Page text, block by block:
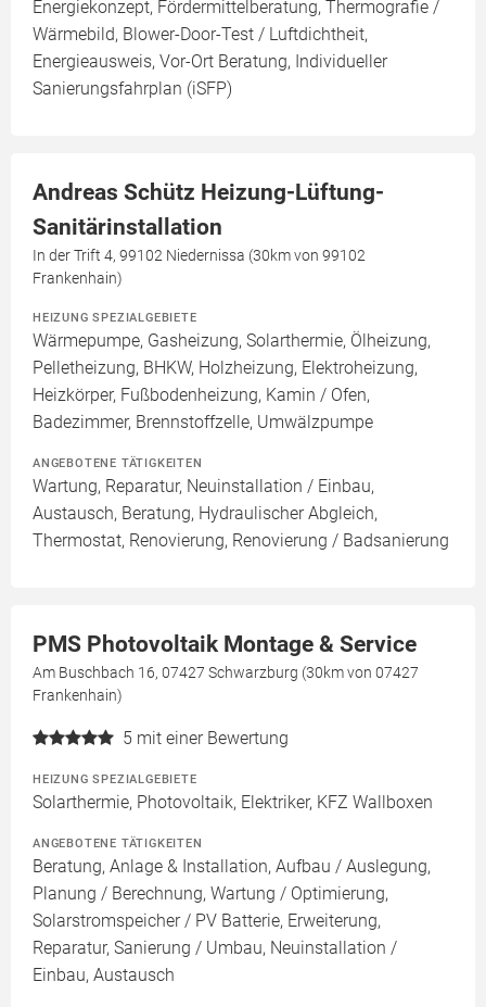
Energiekonzept, Fördermittelberatung, Thermografie /
Wärmebild, Blower-Door-Test / Luftdichtheit,
Energieausweis, Vor-Ort Beratung, Individueller
Sanierungsfahrplan (iSFP)
Andreas Schütz Heizung-Lüftung-
Sanitärinstallation
In der Trift 4, 99102 Niedernissa (30km von 99102
Frankenhain)
HEIZUNG SPEZIALGEBIETE
Wärmepumpe, Gasheizung, Solarthermie, Ölheizung,
Pelletheizung, BHKW, Holzheizung, Elektroheizung,
Heizkörper, Fußbodenheizung, Kamin / Ofen,
Badezimmer, Brennstoffzelle, Umwälzpumpe
ANGEBOTENE TÄTIGKEITEN
Wartung, Reparatur, Neuinstallation / Einbau,
Austausch, Beratung, Hydraulischer Abgleich,
Thermostat, Renovierung, Renovierung / Badsanierung
PMS Photovoltaik Montage & Service
Am Buschbach 16, 07427 Schwarzburg (30km von 07427
Frankenhain)
5 mit einer Bewertung
HEIZUNG SPEZIALGEBIETE
Solarthermie, Photovoltaik, Elektriker, KFZ Wallboxen
ANGEBOTENE TÄTIGKEITEN
Beratung, Anlage & Installation, Aufbau / Auslegung,
Planung / Berechnung, Wartung / Optimierung,
Solarstromspeicher / PV Batterie, Erweiterung,
Reparatur, Sanierung / Umbau, Neuinstallation /
Einbau, Austausch